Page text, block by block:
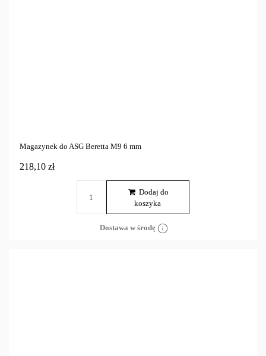
Magazynek do ASG Beretta M9 6 mm
218,10 zł
Dodaj do
koszyka
Dostawa w środę